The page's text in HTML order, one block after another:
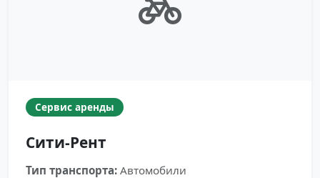
Сервис аренды
Сити-Рент
Тип транспорта: Автомобили